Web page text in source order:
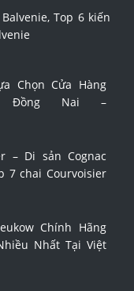
Top 6 kiến
Chọn Cửa Hàng
Đồng Nai –
– Di sản Cognac
7 chai Courvoisier
Chính Hãng
Nhất Tại Việt